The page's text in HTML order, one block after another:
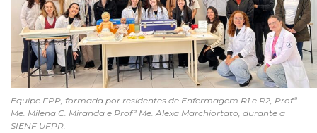
Equipe FPP, formada por residentes de Enfermagem R1 e R2, Profª
Me. Milena C. Miranda e Profª Me. Alexa Marchiortato, durante a
SIENF UFPR.